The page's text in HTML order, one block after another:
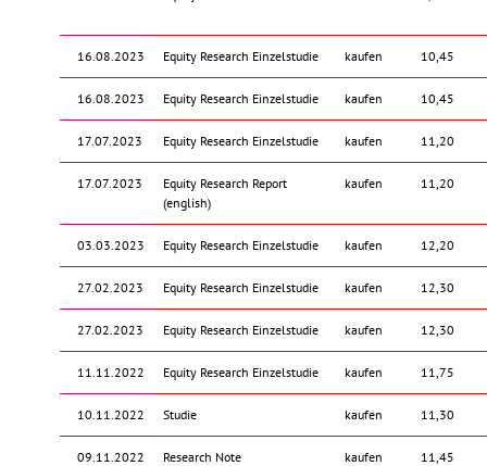
16.08.2023 Equity Research Einzelstudie kaufen 10,45
16.08.2023 Equity Research Einzelstudie kaufen 10,45
17.07.2023 Equity Research Einzelstudie kaufen 11,20
17.07.2023
Equity Research Report
(english)
kaufen 11,20
03.03.2023 Equity Research Einzelstudie kaufen 12,20
27.02.2023 Equity Research Einzelstudie kaufen 12,30
27.02.2023 Equity Research Einzelstudie kaufen 12,30
11.11.2022 Equity Research Einzelstudie kaufen 11,75
10.11.2022 Studie kaufen 11,30
09.11.2022 Research Note kaufen 11,45